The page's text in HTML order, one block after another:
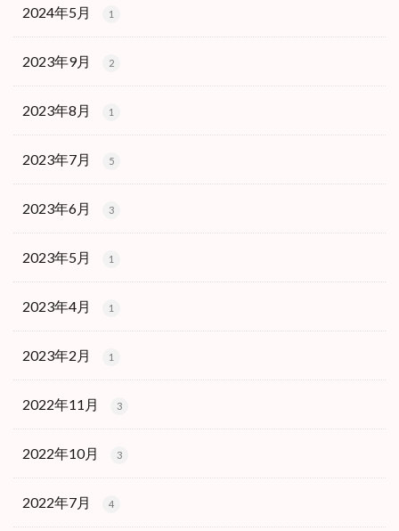
2024年5月 1
2023年9月 2
2023年8月 1
2023年7月 5
2023年6月 3
2023年5月 1
2023年4月 1
2023年2月 1
2022年11月 3
2022年10月 3
2022年7月 4